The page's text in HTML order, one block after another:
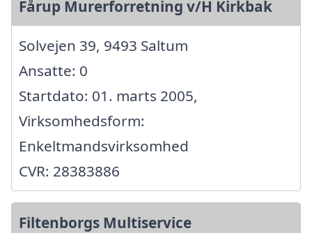
Fårup Murerforretning v/H Kirkbak
Solvejen 39, 9493 Saltum
Ansatte: 0
Startdato: 01. marts 2005,
Virksomhedsform:
Enkeltmandsvirksomhed
CVR: 28383886
Filtenborgs Multiservice